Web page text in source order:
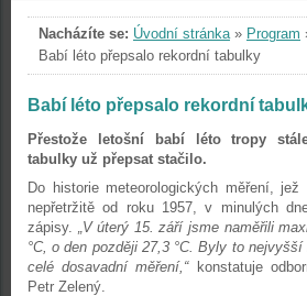
Nacházíte se: Úvodní stránka» Program
Babí léto přepsalo rekordní tabulky
Babí léto přepsalo rekordní
Přestože letošní babí léto tropy
tabulky už přepsat stačilo.
Do historie meteorologických měření, jež
nepřetržitě od roku 1957, v minulých
zápisy. „V úterý 15. září jsme naměřili
°C, o den později 27,3 °C. Byly to
celé dosavadní měření,“konstatuje
Petr Zelený.